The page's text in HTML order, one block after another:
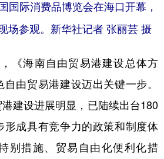
国际消费品博览会在海口开幕，
场参观。新华社记者 张丽芸 摄
海南自由贸易港建设总体方
由贸易港建设迈出关键一步。
建设进展明显，已陆续出台180
形成具有竞争力的政策和制度体
别措施、贸易自由化便利化措